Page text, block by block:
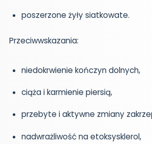
poszerzone żyły siatkowate.
Przeciwwskazania:
niedokrwienie kończyn dolnych,
ciąża i karmienie piersią,
przebyte i aktywne zmiany
nadwrażliwość na etoksysklerol,